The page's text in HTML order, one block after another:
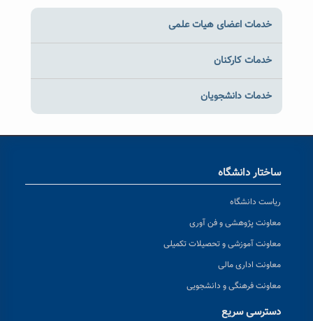
خدمات اعضای هیات علمی
خدمات کارکنان
خدمات دانشجویان
ساختار دانشگاه
ریاست دانشگاه
معاونت پژوهشی و فن آوری
معاونت آموزشی و تحصیلات تکمیلی
معاونت اداری مالی
معاونت فرهنگی و دانشجویی
دسترسی سریع